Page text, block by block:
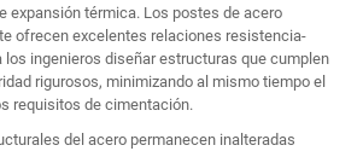
expansión térmica. Los postes de acero
ofrecen excelentes relaciones resistencia-
los ingenieros diseñar estructuras que cumplen
rigurosos, minimizando al mismo tiempo el
requisitos de cimentación.
del acero permanecen inalteradas